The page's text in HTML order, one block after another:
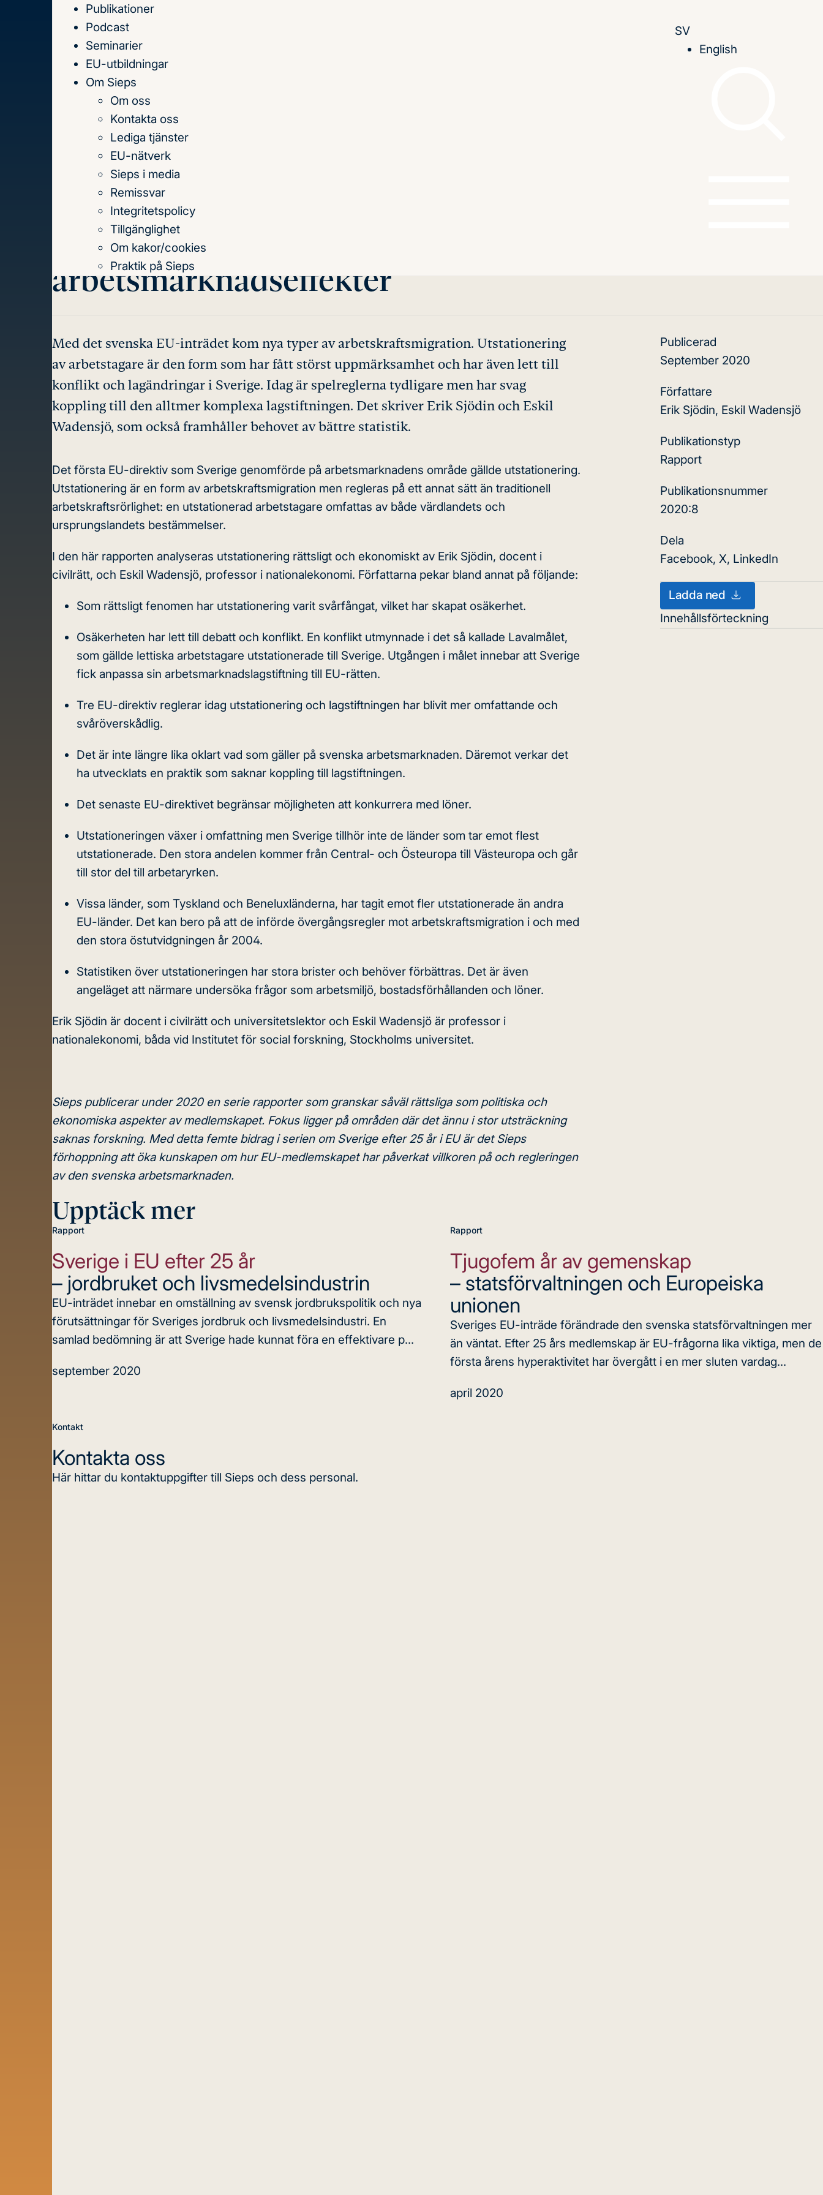
Till
innehållet
Publikationer
Podcast
Seminarier
EU-utbildningar
Om Sieps
Om oss
Kontakta oss
Lediga tjänster
EU-nätverk
Sieps i media
Remissvar
Integritetspolicy
Tillgänglighet
Om kakor/cookies
Praktik på Sieps
SV
English
Publikationer2020
Innehållsförteckning
25 år med utstationering av arbetstagare till och
från Sverige
– Reglering, omfattning och
arbetsmarknadseffekter
Med det svenska EU-inträdet kom nya typer av arbetskraftsmigration. Utstationering
av arbetstagare är den form som har fått störst uppmärksamhet och har även lett till
konflikt och lagändringar i Sverige. Idag är spelreglerna tydligare men har svag
koppling till den alltmer komplexa lagstiftningen. Det skriver Erik Sjödin och Eskil
Wadensjö, som också framhåller behovet av bättre statistik.
Det första EU-direktiv som Sverige genomförde på arbetsmarknadens område gällde utstationering.
Utstationering är en form av arbetskraftsmigration men regleras på ett annat sätt än traditionell
arbetskraftsrörlighet: en utstationerad arbetstagare omfattas av både värdlandets och
ursprungslandets bestämmelser.
I den här rapporten analyseras utstationering rättsligt och ekonomiskt av Erik Sjödin, docent i
civilrätt, och Eskil Wadensjö, professor i nationalekonomi. Författarna pekar bland annat på följande:
Som rättsligt fenomen har utstationering varit svårfångat, vilket har skapat osäkerhet.
Osäkerheten har lett till debatt och konflikt. En konflikt utmynnade i det så kallade Lavalmålet,
som gällde lettiska arbetstagare utstationerade till Sverige. Utgången i målet innebar att Sverige
fick anpassa sin arbetsmarknadslagstiftning till EU-rätten.
Tre EU-direktiv reglerar idag utstationering och lagstiftningen har blivit mer omfattande och
svåröverskådlig.
Det är inte längre lika oklart vad som gäller på svenska arbetsmarknaden. Däremot verkar det
ha utvecklats en praktik som saknar koppling till lagstiftningen.
Det senaste EU-direktivet begränsar möjligheten att konkurrera med löner.
Utstationeringen växer i omfattning men Sverige tillhör inte de länder som tar emot flest
utstationerade. Den stora andelen kommer från Central- och Östeuropa till Västeuropa och går
till stor del till arbetaryrken.
Vissa länder, som Tyskland och Beneluxländerna, har tagit emot fler utstationerade än andra
EU-länder. Det kan bero på att de införde övergångsregler mot arbetskraftsmigration i och med
den stora östutvidgningen år 2004.
Statistiken över utstationeringen har stora brister och behöver förbättras. Det är även
angeläget att närmare undersöka frågor som arbetsmiljö, bostadsförhållanden och löner.
Erik Sjödin är docent i civilrätt och universitetslektor och Eskil Wadensjö är professor i
nationalekonomi, båda vid Institutet för social forskning, Stockholms universitet.
Sieps publicerar under 2020 en serie rapporter som granskar såväl rättsliga som politiska och
ekonomiska aspekter av medlemskapet. Fokus ligger på områden där det ännu i stor utsträckning
saknas forskning. Med detta femte bidrag i serien om Sverige efter 25 år i EU är det Sieps
förhoppning att öka kunskapen om hur EU-medlemskapet har påverkat villkoren på och regleringen
av den svenska arbetsmarknaden.
Publicerad
September 2020
Författare
Erik Sjödin, Eskil Wadensjö
Publikationstyp
Rapport
Publikationsnummer
2020:8
Dela
Facebook, X, LinkedIn
Ladda ned
Innehållsförteckning
Upptäck mer
Rapport
Sverige i EU efter 25 år
– jordbruket och livsmedelsindustrin
EU-inträdet innebar en omställning av svensk jordbrukspolitik och nya
förutsättningar för Sveriges jordbruk och livsmedelsindustri. En
samlad bedömning är att Sverige hade kunnat föra en effektivare p...
september 2020
Rapport
Tjugofem år av gemenskap
– statsförvaltningen och Europeiska
unionen
Sveriges EU-inträde förändrade den svenska statsförvaltningen mer
än väntat. Efter 25 års medlemskap är EU-frågorna lika viktiga, men de
första årens hyperaktivitet har övergått i en mer sluten vardag...
april 2020
Kontakt
Kontakta oss
Här hittar du kontaktuppgifter till Sieps och dess personal.